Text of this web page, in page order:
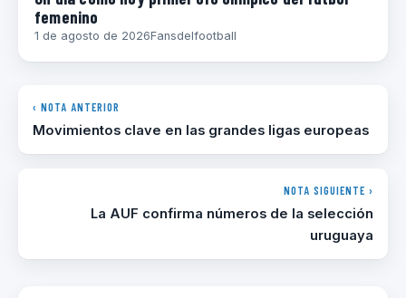
femenino
1 de agosto de 2026Fansdelfootball
‹ NOTA ANTERIOR
Movimientos clave en las grandes ligas europeas
NOTA SIGUIENTE ›
La AUF confirma números de la selección
uruguaya